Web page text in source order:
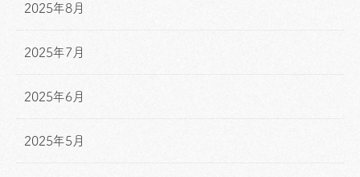
2025年8月
2025年7月
2025年6月
2025年5月